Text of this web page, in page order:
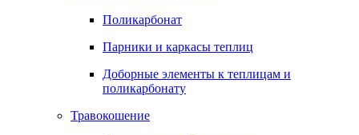
Поликарбонат
Парники и каркасы теплиц
Доборные элементы к теплицам и
поликарбонату
Травокошение